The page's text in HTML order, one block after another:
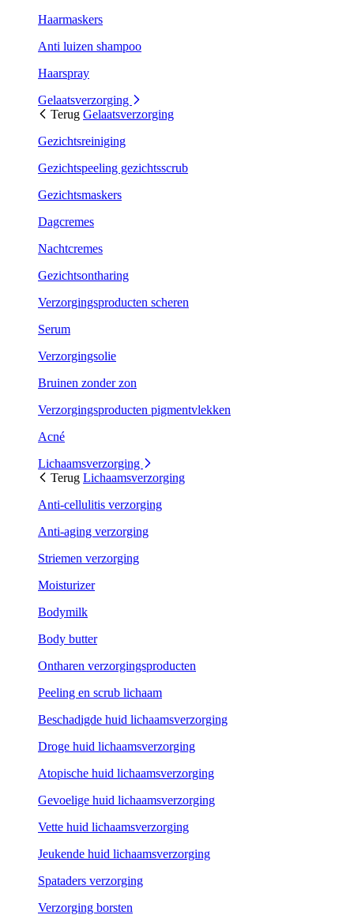
Haarmaskers
Anti luizen shampoo
Haarspray
Gelaatsverzorging
Terug Gelaatsverzorging
Gezichtsreiniging
Gezichtspeeling gezichtsscrub
Gezichtsmaskers
Dagcremes
Nachtcremes
Gezichtsontharing
Verzorgingsproducten scheren
Serum
Verzorgingsolie
Bruinen zonder zon
Verzorgingsproducten pigmentvlekken
Acné
Lichaamsverzorging
Terug Lichaamsverzorging
Anti-cellulitis verzorging
Anti-aging verzorging
Striemen verzorging
Moisturizer
Bodymilk
Body butter
Ontharen verzorgingsproducten
Peeling en scrub lichaam
Beschadigde huid lichaamsverzorging
Droge huid lichaamsverzorging
Atopische huid lichaamsverzorging
Gevoelige huid lichaamsverzorging
Vette huid lichaamsverzorging
Jeukende huid lichaamsverzorging
Spataders verzorging
Verzorging borsten